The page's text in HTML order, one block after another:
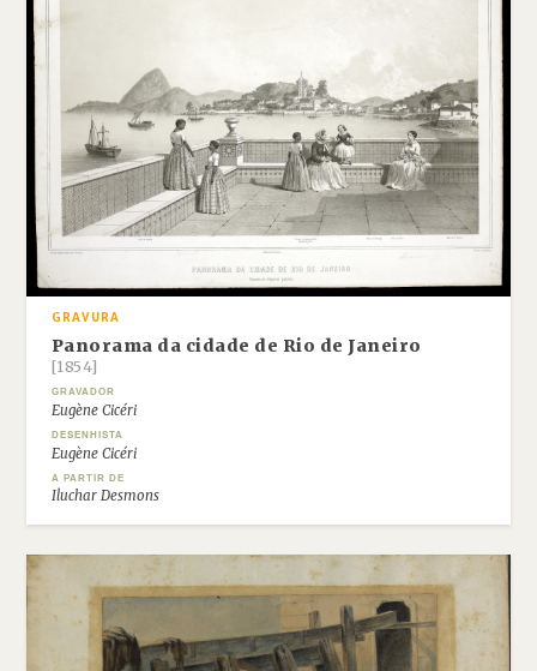
GRAVURA
Panorama da cidade de Rio de Janeiro
[1854]
GRAVADOR
Eugène Cicéri
DESENHISTA
Eugène Cicéri
A PARTIR DE
Iluchar Desmons